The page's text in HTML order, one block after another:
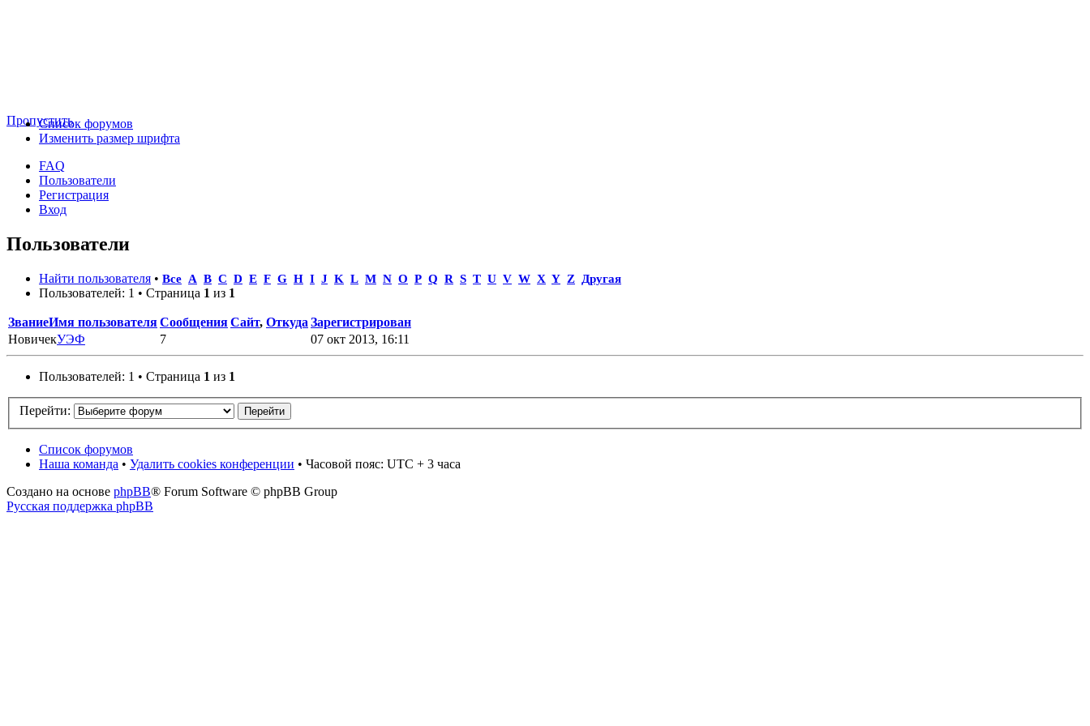
ПропуститьСписок форумов
Изменить размер шрифта
FAQ
Пользователи
Регистрация
Вход
Пользователи
Найти пользователя • Все A B C D E F G H I J K L M N O P Q R S T U V W X Y Z Другая
Пользователей: 1 • Страница 1 из 1
ЗваниеИмя пользователяСообщенияСайт, Откуда Зарегистрирован
НовичекУЭФ 7 07 окт 2013, 16:11
Пользователей: 1 • Страница 1 из 1
Перейти:
Список форумов
Наша команда • Удалить cookies конференции • Часовой пояс: UTC + 3 часа
Создано на основе phpBB® Forum Software © phpBB Group
Русская поддержка phpBB